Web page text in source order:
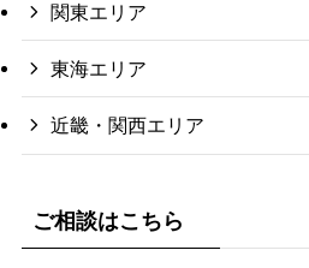
関東エリア
東海エリア
近畿・関西エリア
ご相談はこちら